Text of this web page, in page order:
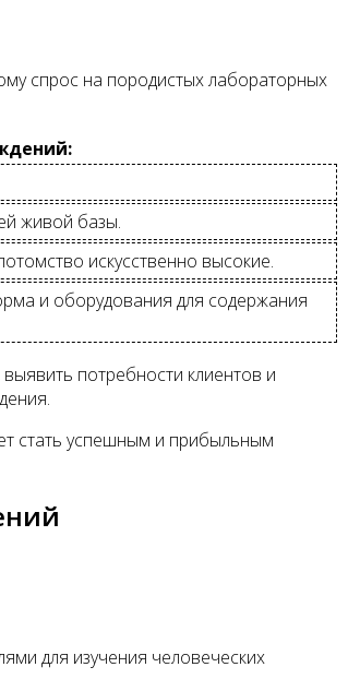
спрос на породистых лабораторных
живой базы.
искусственно высокие.
и оборудования для содержания
потребности клиентов и
стать успешным и прибыльным
для изучения человеческих